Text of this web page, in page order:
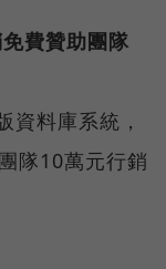
費贊助團隊
資料庫系統，
隊10萬元行銷